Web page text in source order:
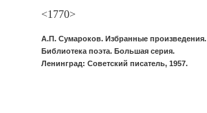
<1770>
А.П. Сумароков. Избранные произведения.
Библиотека поэта. Большая серия.
Ленинград: Советский писатель, 1957.